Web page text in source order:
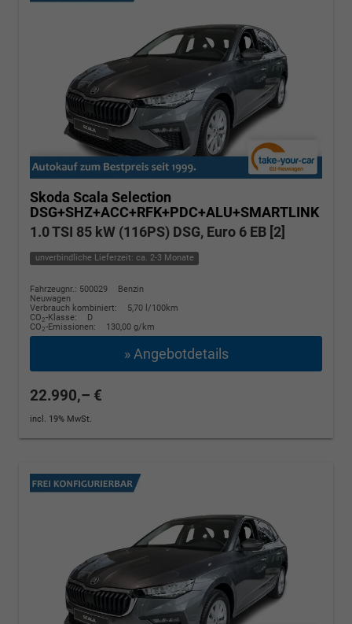
Skoda Scala Selection
DSG+SHZ+ACC+RFK+PDC+ALU+SMARTLINK
1.0 TSI 85 kW (116PS) DSG, Euro 6 EB [2]
unverbindliche Lieferzeit: ca. 2-3 Monate
Fahrzeugnr.: 500029
Benzin
Neuwagen
Verbrauch kombiniert:
5,70 l/100km
CO2-Klasse:
D
CO2-Emissionen: 130,00 g/km
» Angebotdetails
22.990,– €
incl. 19% MwSt.